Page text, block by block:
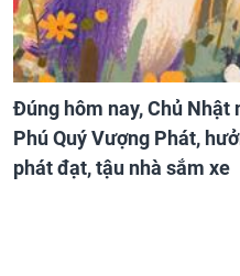
Đúng hôm nay, Chủ
Phú Quý Vượng Phát,
phát đạt, tậu nhà sắm xe